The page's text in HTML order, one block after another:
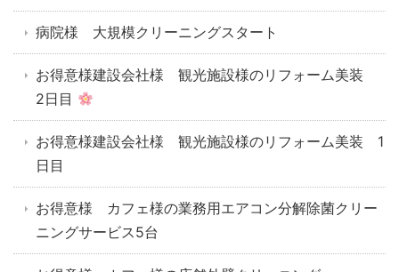
病院様 大規模クリーニングスタート
お得意様建設会社様 観光施設様のリフォーム美装
2日目
お得意様建設会社様 観光施設様のリフォーム美装 1
日目
お得意様 カフェ様の業務用エアコン分解除菌クリー
ニングサービス5台